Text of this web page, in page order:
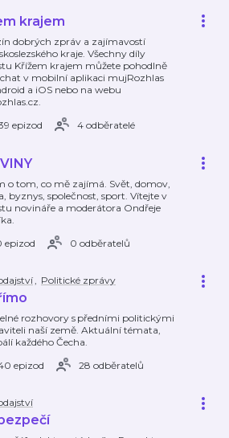
krajem
dobrých zpráv a zajímavostí
kraje. Všechny díly
Křížem krajem můžete pohodlně
v mobilní aplikaci mujRozhlas
a iOS nebo na webu
epizod
4 odběratelé
o tom, co mě zajímá. Svět, domov,
byznys, společnost, sport. Vítejte v
novináře a moderátora Ondřeje
epizod
0 odběratelů
, Politické zprávy
rozhovory s předními politickými
naší země. Aktuální témata,
každého Čecha.
epizod
28 odběratelů